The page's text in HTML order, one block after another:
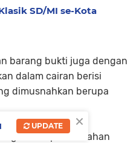
SD/MI se-Kota
barang bukti juga dengan
dalam cairan berisi
dimusnahkan berupa
pemusnahan
×
UPDATE